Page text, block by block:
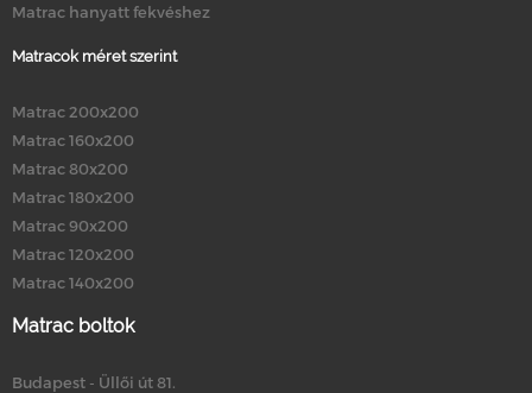
Matrac hanyatt fekvéshez
Matracok méret szerint
Matrac 200x200
Matrac 160x200
Matrac 80x200
Matrac 180x200
Matrac 90x200
Matrac 120x200
Matrac 140x200
Matrac boltok
Budapest - Üllői út 81.